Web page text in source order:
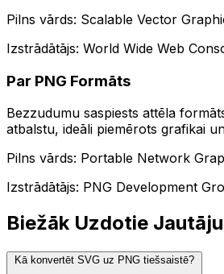
Pilns vārds: Scalable Vector
Izstrādātājs: World Wide Web
Par PNG Formāts
Bezzudumu saspiests attēla
atbalstu, ideāli piemērots grafikai
Pilns vārds: Portable Network
Izstrādātājs: PNG Development
Biežāk Uzdotie
Kā konvertēt SVG uz PNG tiešsaistē?